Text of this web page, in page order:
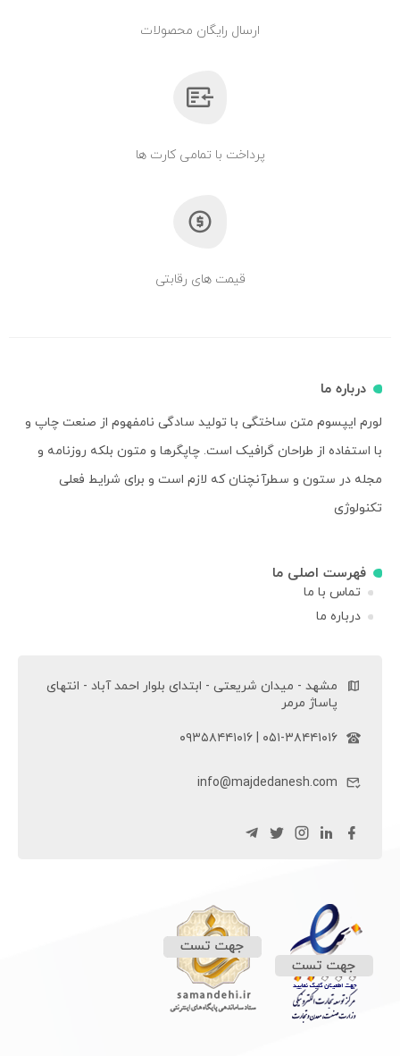
ارسال رایگان محصولات
پرداخت با تمامی کارت ها
قیمت های رقابتی
درباره ما
لورم ایپسوم متن ساختگی با تولید سادگی نامفهوم از صنعت چاپ و
با استفاده از طراحان گرافیک است. چاپگرها و متون بلکه روزنامه و
مجله در ستون و سطرآنچنان که لازم است و برای شرایط فعلی
تکنولوژی
فهرست اصلی ما
تماس با ما
درباره ما
مشهد - میدان شریعتی - ابتدای بلوار احمد آباد - انتهای
پاساژ مرمر
۰۵۱-۳۸۴۴۱۰۱۶ | ۰۹۳۵۸۴۴۱۰۱۶
info@majdedanesh.com